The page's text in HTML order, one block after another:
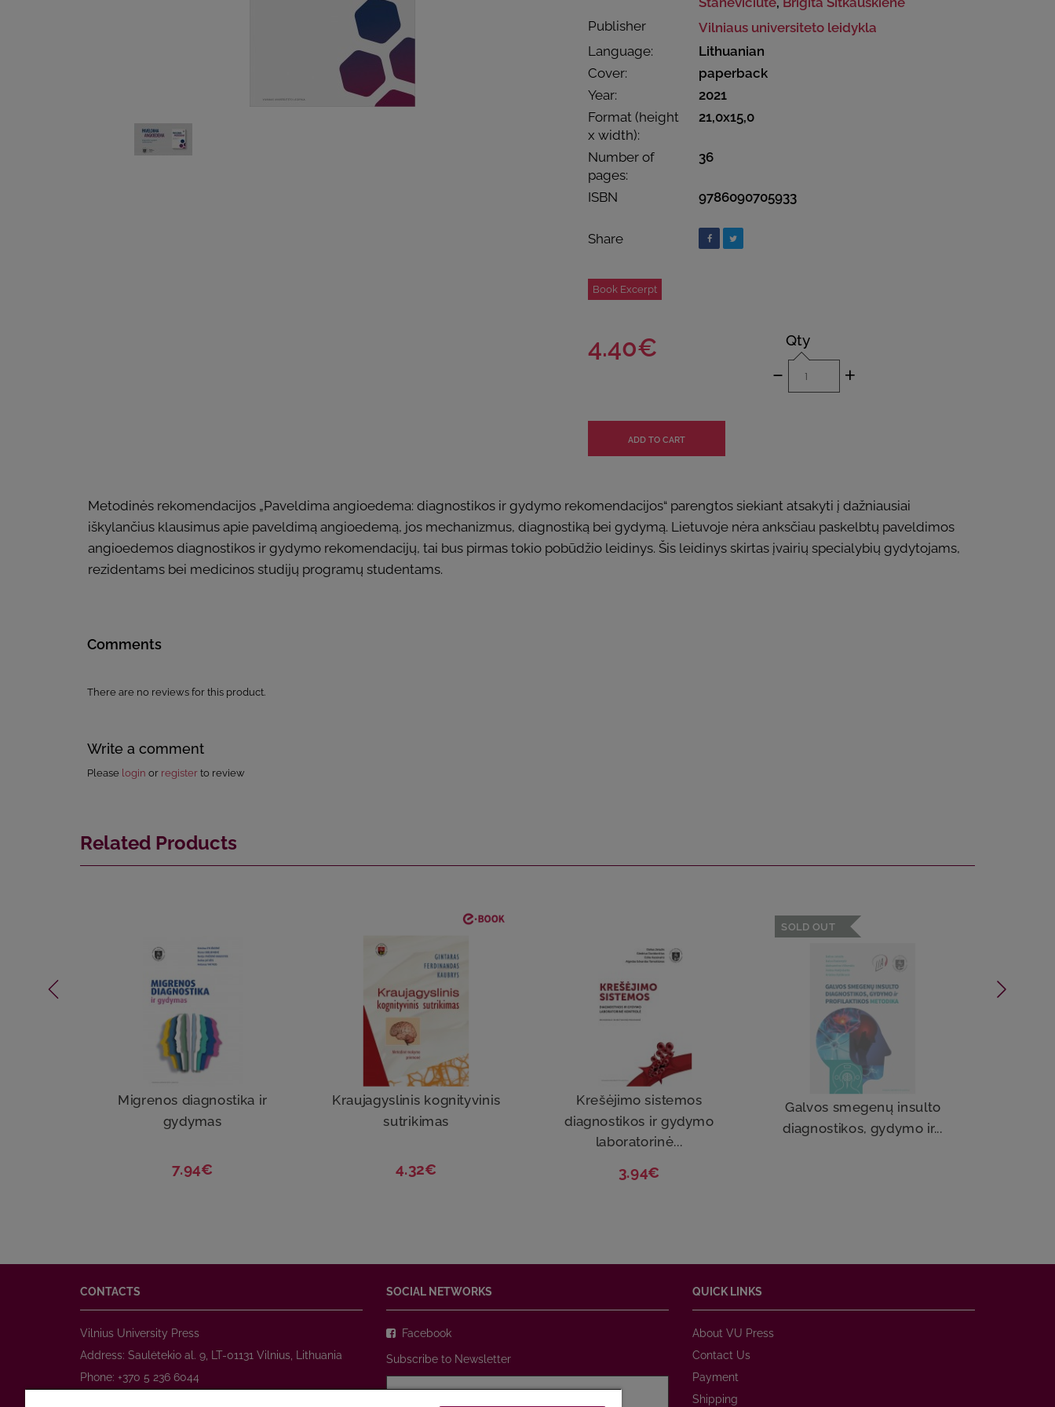
Publisher
Vilniaus universiteto leidykla
Language:
Lithuanian
Cover:
paperback
Year:
2021
Format (height
x width):
21,0x15,0
Number of
pages:
36
ISBN 9786090705933
Share
Book Excerpt
4.40€ Qty
- +
Metodinės rekomendacijos „Paveldima angioedema: diagnostikos ir gydymo rekomendacijos“ parengtos siekiant atsakyti į dažniausiai
iškylančius klausimus apie paveldimą angioedemą, jos mechanizmus, diagnostiką bei gydymą. Lietuvoje nėra anksčiau paskelbtų paveldimos
angioedemos diagnostikos ir gydymo rekomendacijų, tai bus pirmas tokio pobūdžio leidinys. Šis leidinys skirtas įvairių specialybių gydytojams,
rezidentams bei medicinos studijų programų studentams.
Comments
There are no reviews for this product.
Write a comment
Please login or register to review
Related Products
Migrenos diagnostika ir
gydymas
7.94€
Kraujagyslinis kognityvinis
sutrikimas
4.32€
Krešėjimo sistemos
diagnostikos ir gydymo
laboratorinė...
3.94€
SOLD OUT
Galvos smegenų insulto
diagnostikos, gydymo ir...
CONTACTS
Vilnius University Press
Address: Saulėtekio al. 9, LT-01131 Vilnius, Lithuania
Phone: +370 5 236 6044
SOCIAL NETWORKS
Facebook
Subscribe to Newsletter
QUICK LINKS
About VU Press
Contact Us
Payment
Shipping